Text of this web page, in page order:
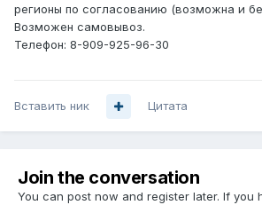
регионы по согласованию (возможна и
Возможен самовывоз.
Телефон: 8-909-925-96-30
Вставить ник Цитата
Join the conversation
You can post now and register later. If you